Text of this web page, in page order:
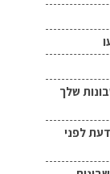
שלך
לפני